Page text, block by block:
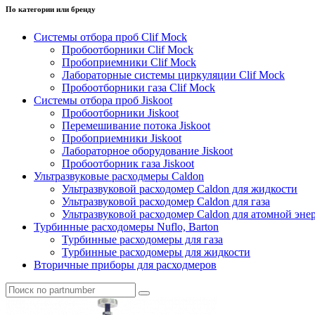
По категории или бренду
Системы отбора проб Clif Mock
Пробоотборники Clif Mock
Пробоприемники Clif Mock
Лабораторные системы циркуляции Clif Mock
Пробоотборники газа Clif Mock
Системы отбора проб Jiskoot
Пробоотборники Jiskoot
Перемешивание потока Jiskoot
Пробоприемники Jiskoot
Лабораторное оборудование Jiskoot
Пробоотборник газа Jiskoot
Ультразвуковые расходмеры Caldon
Ультразвуковой расходомер Caldon для жидкости
Ультразвуковой расходомер Caldon для газа
Ультразвуковой расходомер Caldon для атомной
Турбинные расходомеры Nuflo, Barton
Турбинные расходомеры для газа
Турбинные расходомеры для жидкости
Вторичные приборы для расходмеров